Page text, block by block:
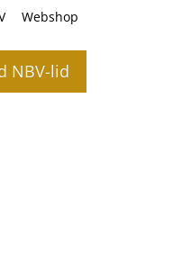
NBV-lid
Webshop